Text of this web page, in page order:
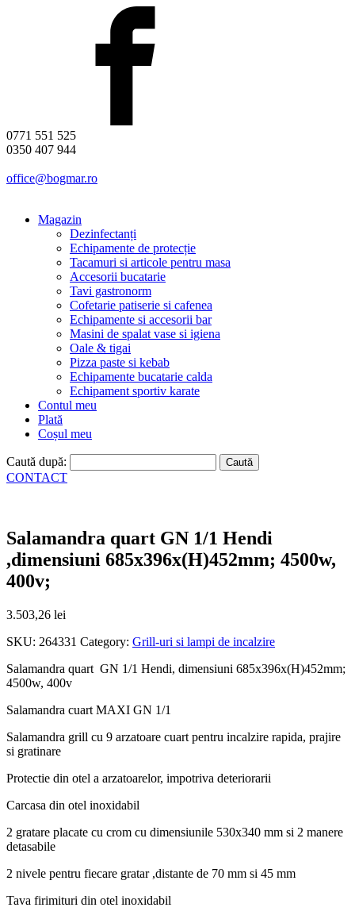
0771 551 525
0350 407 944
office@bogmar.ro
Magazin
Dezinfectanți
Echipamente de protecție
Tacamuri si articole pentru masa
Accesorii bucatarie
Tavi gastronorm
Cofetarie patiserie si cafenea
Echipamente si accesorii bar
Masini de spalat vase si igiena
Oale & tigai
Pizza paste si kebab
Echipamente bucatarie calda
Echipament sportiv karate
Contul meu
Plată
Coșul meu
Caută după:
CONTACT
Salamandra quart GN 1/1 Hendi
,dimensiuni 685x396x(H)452mm; 4500w,
400v;
3.503,26 lei
SKU: 264331 Category: Grill-uri si lampi de incalzire
Salamandra quart GN 1/1 Hendi, dimensiuni 685x396x(H)452mm;
4500w, 400v
Salamandra cuart MAXI GN 1/1
Salamandra grill cu 9 arzatoare cuart pentru incalzire rapida, prajire
si gratinare
Protectie din otel a arzatoarelor, impotriva deteriorarii
Carcasa din otel inoxidabil
2 gratare placate cu crom cu dimensiunile 530x340 mm si 2 manere
detasabile
2 nivele pentru fiecare gratar ,distante de 70 mm si 45 mm
Tava firimituri din otel inoxidabil